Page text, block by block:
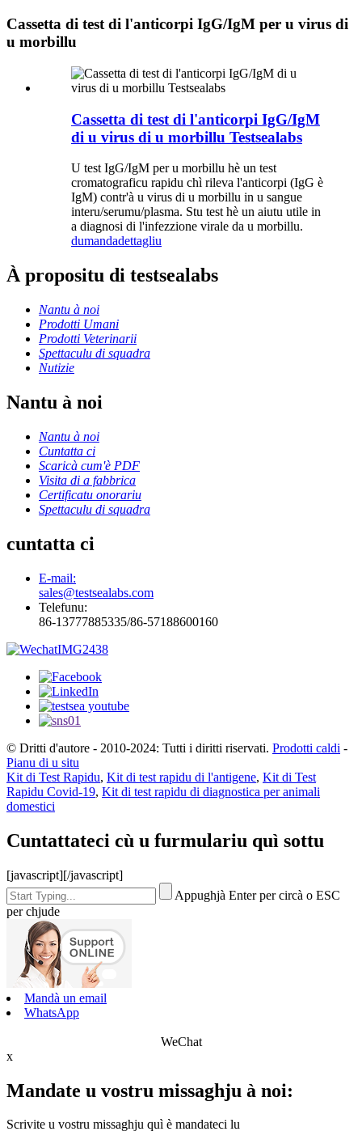
Cassetta di test di l'anticorpi IgG/IgM per u virus di
u morbillu
Cassetta di test di l'anticorpi IgG/IgM
di u virus di u morbillu Testsealabs
U test IgG/IgM per u morbillu hè un test
cromatograficu rapidu chì rileva l'anticorpi (IgG è
IgM) contr'à u virus di u morbillu in u sangue
interu/serumu/plasma. Stu test hè un aiutu utile in
a diagnosi di l'infezzione virale da u morbillu.
dumandadettagliu
À propositu di testsealabs
Nantu à noi
Prodotti Umani
Prodotti Veterinarii
Spettaculu di squadra
Nutizie
Nantu à noi
Nantu à noi
Cuntatta ci
Scaricà cum'è PDF
Visita di a fabbrica
Certificatu onorariu
Spettaculu di squadra
cuntatta ci
E-mail:
sales@testsealabs.com
Telefunu:
86-13777885335/86-57188600160
© Dritti d'autore - 2010-2024: Tutti i diritti riservati. Prodotti caldi -
Pianu di u situ
Kit di Test Rapidu, Kit di test rapidu di l'antigene, Kit di Test
Rapidu Covid-19, Kit di test rapidu di diagnostica per animali
domestici
Cuntattateci cù u furmulariu quì sottu
[javascript][/javascript]
Appughjà Enter per circà o ESC
per chjude
Mandà un email
WhatsApp
WeChat
x
Mandate u vostru missaghju à noi:
Scrivite u vostru missaghju quì è mandateci lu